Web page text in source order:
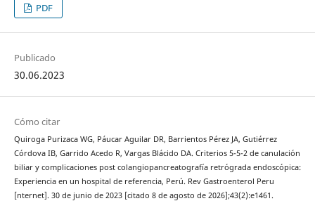
PDF
Publicado
30.06.2023
Cómo citar
Quiroga Purizaca WG, Páucar Aguilar DR, Barrientos Pérez JA, Gutiérrez
Córdova IB, Garrido Acedo R, Vargas Blácido DA. Criterios 5-5-2 de canulación
biliar y complicaciones post colangiopancreatografía retrógrada endoscópica:
Experiencia en un hospital de referencia, Perú. Rev Gastroenterol Peru
[nternet]. 30 de junio de 2023 [citado 8 de agosto de 2026];43(2):e1461.